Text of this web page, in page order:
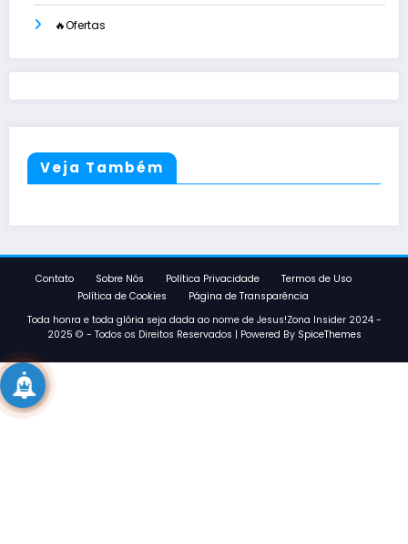
🔥Ofertas
Veja Também
Contato Sobre Nós Política Privacidade
Termos de Uso
Política de Cookies
Página de Transparência
Toda honra e toda glória seja dada ao nome de Jesus!Zona Insider 2024 -
2025 © - Todos os Direitos Reservados | Powered By SpiceThemes